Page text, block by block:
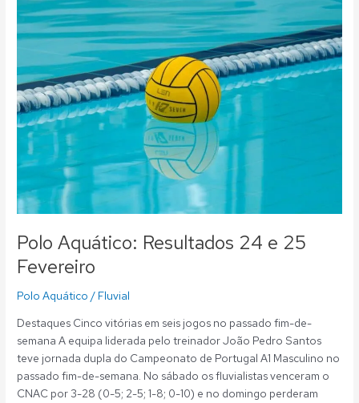
Polo Aquático: Resultados 24 e 25
Fevereiro
Polo Aquático / Fluvial
Destaques Cinco vitórias em seis jogos no passado fim-de-
semana A equipa liderada pelo treinador João Pedro Santos
teve jornada dupla do Campeonato de Portugal A1 Masculino no
passado fim-de-semana. No sábado os fluvialistas venceram o
CNAC por 3-28 (0-5; 2-5; 1-8; 0-10) e no domingo perderam
Polo
Aquático:
Resultados
e
25
Fevereiro